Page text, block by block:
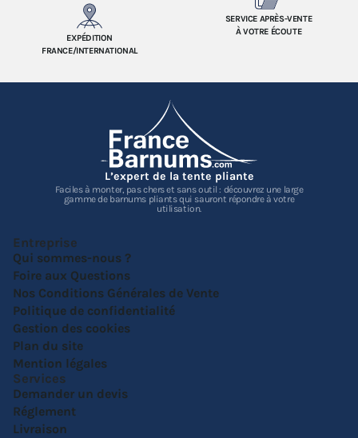
EXPÉDITION
FRANCE/INTERNATIONAL
SERVICE APRÈS-VENTE
À VOTRE ÉCOUTE
L’expert de la tente pliante
Faciles à monter, pas chers et sans outil : découvrez une large
gamme de barnums pliants qui sauront répondre à votre
utilisation.
Entreprise
Qui sommes-nous ?
Foire aux Questions
Nos Conditions Générales de Vente
Politique de confidentialité
Gestion des cookies
Plan du site
Mention légales
Services
Demander un devis
Réglement
Livraison